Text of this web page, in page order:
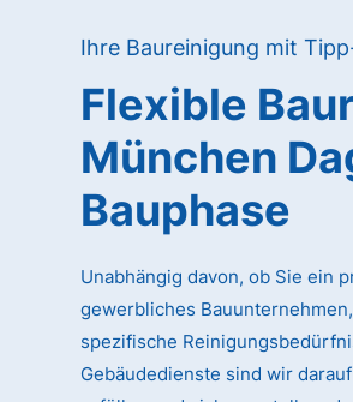
Ihre Baureinigung mit
Flexible
München
Bauphase
Unabhängig davon, ob Sie ein
gewerbliches
spezifische
Gebäudedienste sind wir